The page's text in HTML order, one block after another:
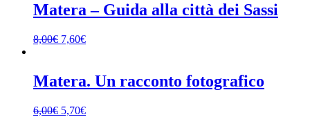
Matera – Guida alla città dei Sassi
8,00€ 7,60€
Matera. Un racconto fotografico
6,00€ 5,70€